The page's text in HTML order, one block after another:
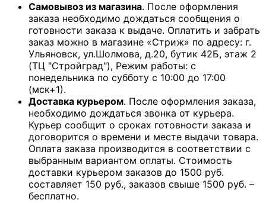
Самовывоз из магазина. После оформления
заказа необходимо дождаться сообщения о
готовности заказа к выдаче. Оплатить и забрать
заказ можно в магазине «Стриж» по адресу: г.
Ульяновск, ул.Шолмова, д.20, бутик 42Б, этаж 2
(ТЦ "Стройград"), Режим работы: с
понедельника по субботу с 10:00 до 17:00
(мск+1).
Доставка курьером. После оформления заказа,
необходимо дождаться звонка от курьера.
Курьер сообщит о сроках готовности заказа и
договорится о времени и месте выдачи товара.
Оплата заказа производится в соответствии с
выбранным вариантом оплаты. Стоимость
доставки курьером заказов до 1500 руб.
составляет 150 руб., заказов свыше 1500 руб. –
бесплатно.